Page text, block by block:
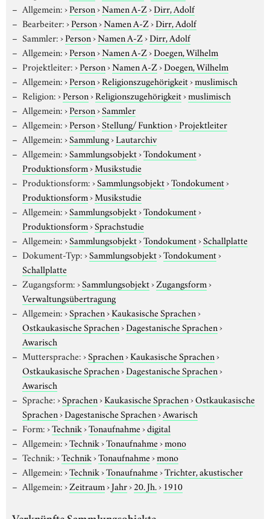
Allgemein:›Person›Namen A-Z›Dirr, Adolf
Bearbeiter:›Person›Namen A-Z›Dirr, Adolf
Sammler:›Person›Namen A-Z›Dirr, Adolf
Allgemein:›Person›Namen A-Z›Doegen, Wilhelm
Projektleiter:›Person›Namen A-Z›Doegen, Wilhelm
Allgemein:›Person›Religionszugehörigkeit›muslimisch
Religion:›Person›Religionszugehörigkeit›muslimisch
Allgemein:›Person›Sammler
Allgemein:›Person›Stellung/ Funktion›Projektleiter
Allgemein:›Sammlung›Lautarchiv
Allgemein:›Sammlungsobjekt›Tondokument›
Produktionsform›Musikstudie
Produktionsform:›Sammlungsobjekt›Tondokument›
Produktionsform›Musikstudie
Allgemein:›Sammlungsobjekt›Tondokument›
Produktionsform›Sprachstudie
Allgemein:›Sammlungsobjekt›Tondokument›Schallplatte
Dokument-Typ:›Sammlungsobjekt›Tondokument›
Schallplatte
Zugangsform:›Sammlungsobjekt›Zugangsform›
Verwaltungsübertragung
Allgemein:›Sprachen›Kaukasische Sprachen›
Ostkaukasische Sprachen›Dagestanische Sprachen›
Awarisch
Muttersprache:›Sprachen›Kaukasische Sprachen›
Ostkaukasische Sprachen›Dagestanische Sprachen›
Awarisch
Sprache:›Sprachen›Kaukasische Sprachen›Ostkaukasische
Sprachen›Dagestanische Sprachen›Awarisch
Form:›Technik›Tonaufnahme›digital
Allgemein:›Technik›Tonaufnahme›mono
Technik:›Technik›Tonaufnahme›mono
Allgemein:›Technik›Tonaufnahme›Trichter, akustischer
Allgemein:›Zeitraum›Jahr›20. Jh.› 1910